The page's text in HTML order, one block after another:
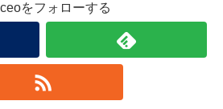
をフォローする